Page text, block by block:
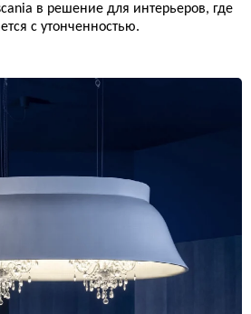
в решение для интерьеров, где
с утонченностью.